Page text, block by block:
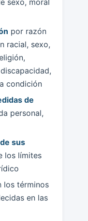
por razón
racial, sexo,
condición
de
personal,
sus
los límites
los términos
en las